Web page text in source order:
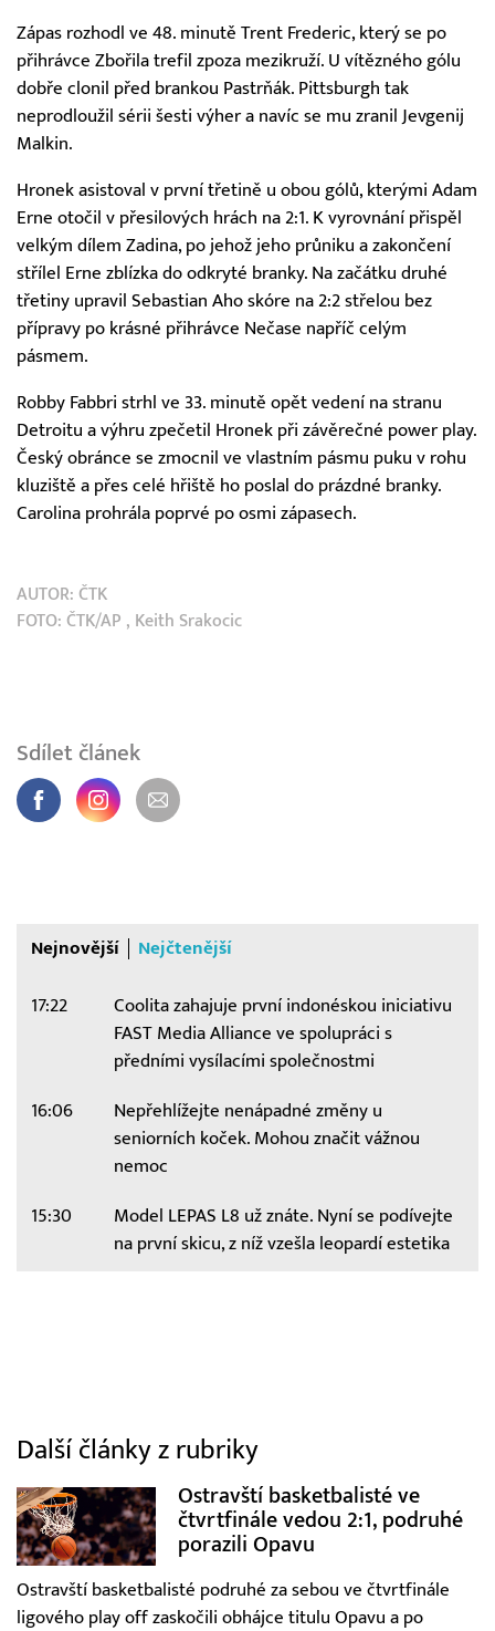
Zápas rozhodl ve 48. minutě Trent Frederic, který se po
přihrávce Zbořila trefil zpoza mezikruží. U vítězného gólu
dobře clonil před brankou Pastrňák. Pittsburgh tak
neprodloužil sérii šesti výher a navíc se mu zranil Jevgenij
Malkin.
Hronek asistoval v první třetině u obou gólů, kterými Adam
Erne otočil v přesilových hrách na 2:1. K vyrovnání přispěl
velkým dílem Zadina, po jehož jeho průniku a zakončení
střílel Erne zblízka do odkryté branky. Na začátku druhé
třetiny upravil Sebastian Aho skóre na 2:2 střelou bez
přípravy po krásné přihrávce Nečase napříč celým
pásmem.
Robby Fabbri strhl ve 33. minutě opět vedení na stranu
Detroitu a výhru zpečetil Hronek při závěrečné power play.
Český obránce se zmocnil ve vlastním pásmu puku v rohu
kluziště a přes celé hřiště ho poslal do prázdné branky.
Carolina prohrála poprvé po osmi zápasech.
AUTOR: ČTK
FOTO: ČTK/AP , Keith Srakocic
Sdílet článek
Nejnovější Nejčtenější
17:22
Coolita zahajuje první indonéskou iniciativu
FAST Media Alliance ve spolupráci s
předními vysílacími společnostmi
16:06
Nepřehlížejte nenápadné změny u
seniorních koček. Mohou značit vážnou
nemoc
15:30
Model LEPAS L8 už znáte. Nyní se podívejte
na první skicu, z níž vzešla leopardí estetika
Další články z rubriky
Ostravští basketbalisté ve
čtvrtfinále vedou 2:1, podruhé
porazili Opavu
Ostravští basketbalisté podruhé za sebou ve čtvrtfinále
ligového play off zaskočili obhájce titulu Opavu a po